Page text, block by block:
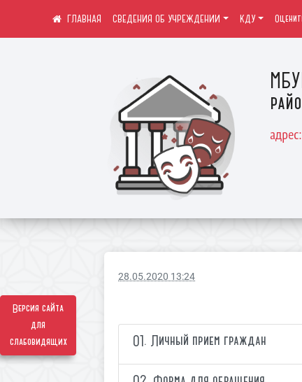
Версия сайта
для
слабовидящих
СВЕДЕНИЯ ОБ УЧРЕЖДЕНИИ КДУ
28.05.2020 13:24
01. Личный прием граждан